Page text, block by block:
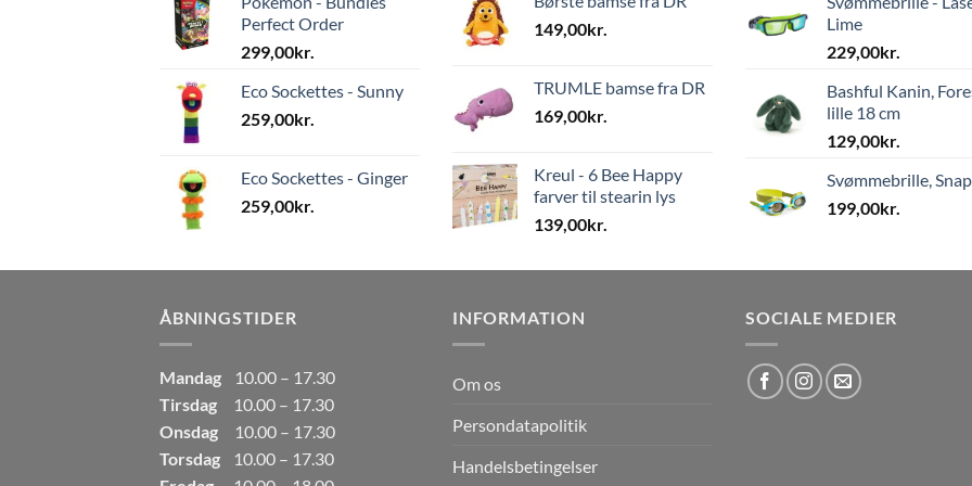
Perfect Order
299,00kr.
Eco Sockettes - Sunny
259,00kr.
Eco Sockettes - Ginger
259,00kr.
149,00kr.
TRUMLE bamse fra DR
169,00kr.
Kreul - 6 Bee Happy
farver til stearin lys
139,00kr.
Lime
229,00kr.
Bashful Kanin,
lille 18 cm
129,00kr.
Svømmebrille,
199,00kr.
ÅBNINGSTIDER
Mandag
10.00 – 17.30
Tirsdag
10.00 – 17.30
Onsdag
10.00 – 17.30
Torsdag
10.00 – 17.30
INFORMATION
Om os
Persondatapolitik
Handelsbetingelser
SOCIALE MEDIER